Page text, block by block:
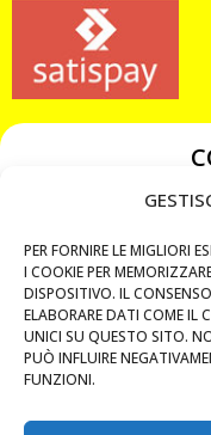
PER FORNIRE LE MIGLIORI
I COOKIE PER
DISPOSITIVO. IL
ELABORARE DATI COME IL
UNICI SU QUESTO SITO.
PUÒ INFLUIRE
FUNZIONI.
349 3863811
Privacy Policy
Cookie Policy